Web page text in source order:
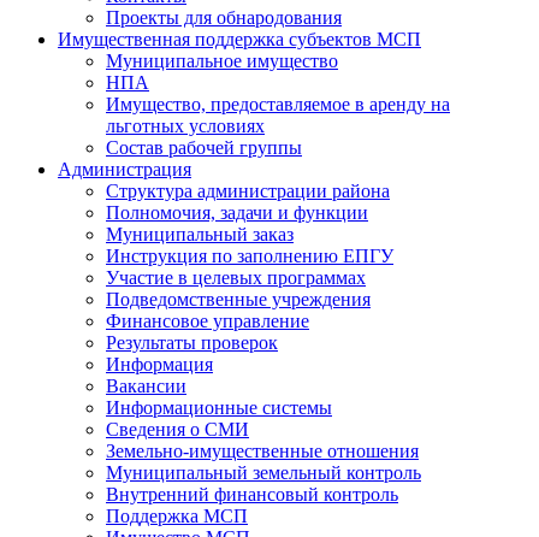
Проекты для обнародования
Имущественная поддержка субъектов МСП
Муниципальное имущество
НПА
Имущество, предоставляемое в аренду на
льготных условиях
Состав рабочей группы
Администрация
Структура администрации района
Полномочия, задачи и функции
Муниципальный заказ
Инструкция по заполнению ЕПГУ
Участие в целевых программах
Подведомственные учреждения
Финансовое управление
Результаты проверок
Информация
Вакансии
Информационные системы
Сведения о СМИ
Земельно-имущественные отношения
Муниципальный земельный контроль
Внутренний финансовый контроль
Поддержка МСП